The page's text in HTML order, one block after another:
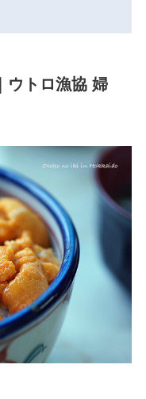
ウトロ漁協 婦